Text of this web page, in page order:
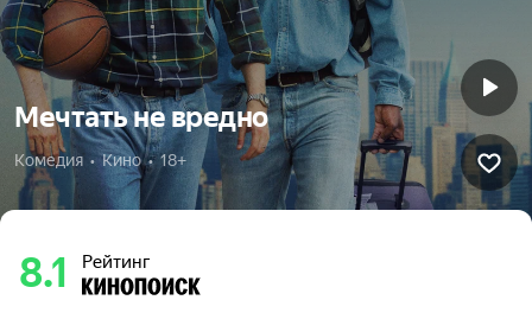
Мечтать не вредно
Комедия  •  Кино  •  18+
8.1 Рейтинг